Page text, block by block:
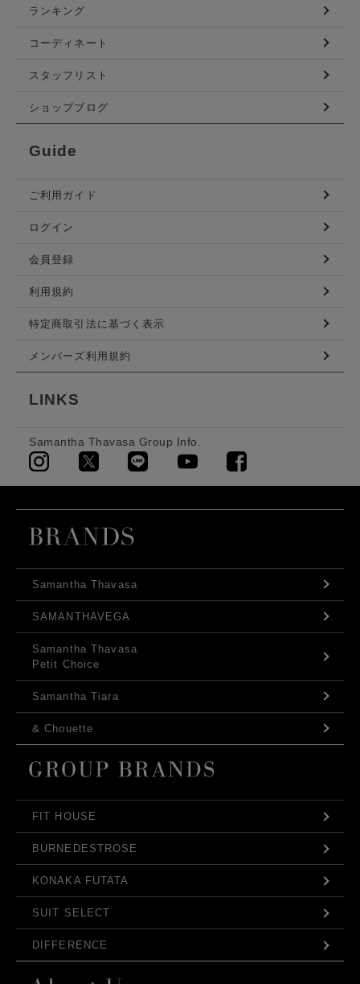
ランキング
コーディネート
スタッフリスト
ショップブログ
Guide
ご利用ガイド
ログイン
会員登録
利用規約
特定商取引法に基づく表示
メンバーズ利用規約
LINKS
Samantha Thavasa Group Info.
Samantha Thavasa
SAMANTHAVEGA
Samantha Thavasa
Petit Choice
Samantha Tiara
& Chouette
FIT HOUSE
BURNEDESTROSE
KONAKA FUTATA
SUIT SELECT
DIFFERENCE